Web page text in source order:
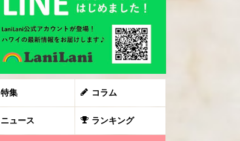
特集 コラム
ニュース ランキング